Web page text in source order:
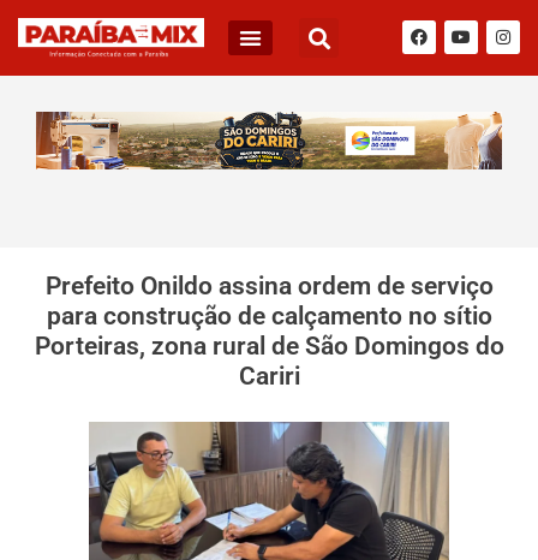
Prefeito Onildo assina ordem de serviço
para construção de calçamento no sítio
Porteiras, zona rural de São Domingos do
Cariri